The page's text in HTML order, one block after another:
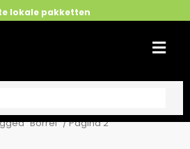
lokale pakketten
“Borrel”/ Pagina 2